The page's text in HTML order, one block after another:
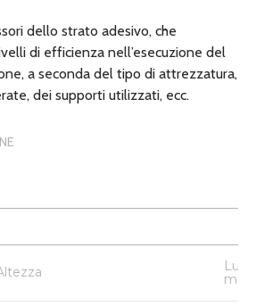
dello strato adesivo, che
di efficienza nell’esecuzione del
a seconda del tipo di attrezzatura,
dei supporti utilizzati, ecc.
mtl